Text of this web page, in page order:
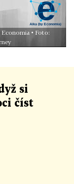
• Foto:
si
číst